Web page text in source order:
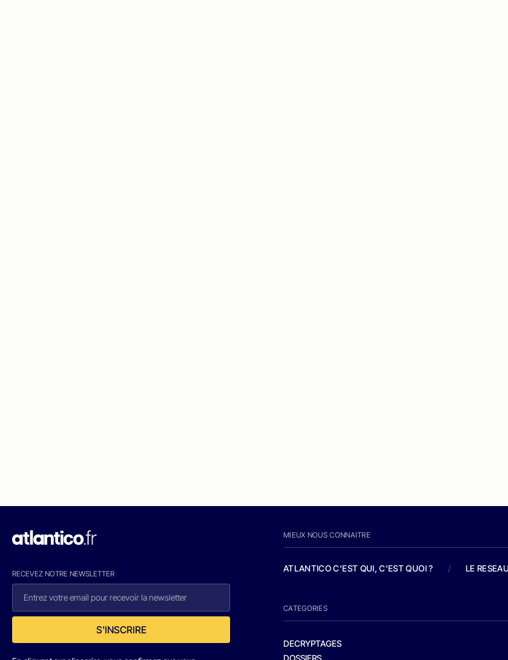
RECEVEZ NOTRE NEWSLETTER
S'INSCRIRE
MIEUX NOUS CONNAITRE
ATLANTICO C'EST QUI, C'EST QUOI ? / LE
CATEGORIES
DECRYPTAGES
DOSSIERS